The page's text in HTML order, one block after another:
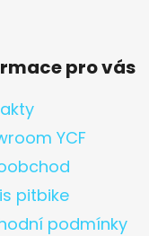
pro vás
YCF
pitbike
podmínky